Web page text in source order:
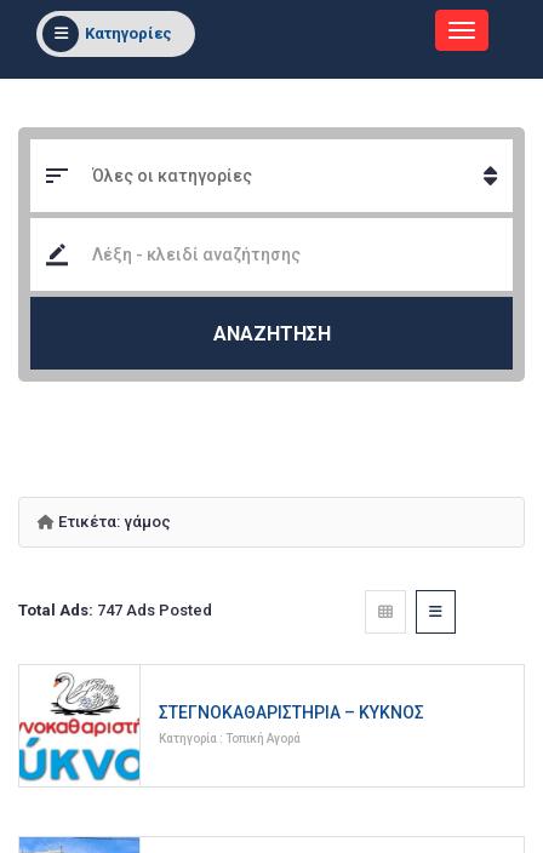
Κατηγορίες
ΑΝΑΖΗΤΗΣΗ
Ετικέτα: γάμος
Total Ads: 747 Ads Posted
ΣΤΕΓΝΟΚΑΘΑΡΙΣΤΉΡΙΑ – ΚΎΚΝΟΣ
Κατηγορία : Τοπική Αγορά